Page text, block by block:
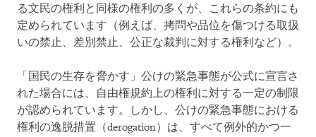
る文民の権利と同様の権利の多くが、これらの条約にも
定められています（例えば、拷問や品位を傷つける取扱
いの禁止、差別禁止、公正な裁判に対する権利など）。
「国民の生存を脅かす」公けの緊急事態が公式に宣言さ
れた場合には、自由権規約上の権利に対する一定の制限
が認められています。しかし、公けの緊急事態における
権利の逸脱措置（derogation）は、すべて例外的かつ一